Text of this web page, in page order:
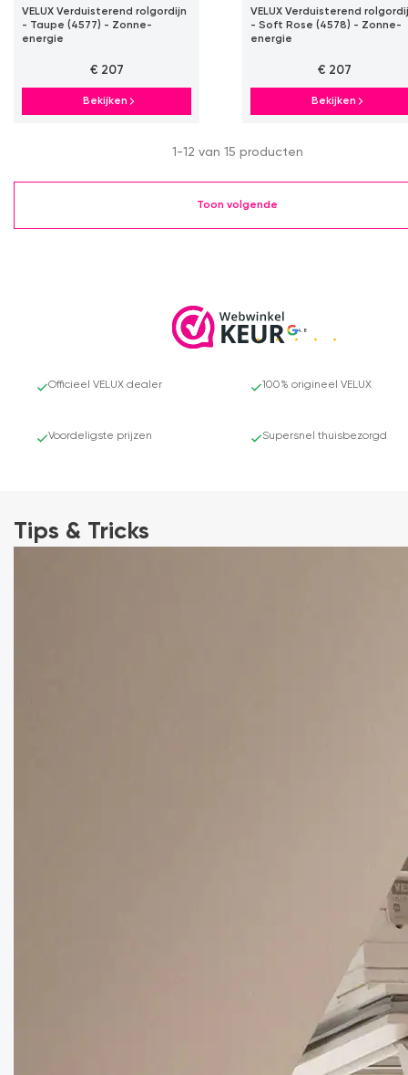
VELUX Verduisterend rolgordijn
- Taupe (4577) - Zonne-
energie
€ 207
Bekijken
VELUX Verduisterend
- Soft Rose (4578) - Zonne-
energie
€ 207
Bekijken
1-12 van 15 producten
Toon volgende
4.8
Officieel VELUX dealer 100% origineel VELUX
Voordeligste prijzen Supersnel thuisbezorgd
Tips & Tricks